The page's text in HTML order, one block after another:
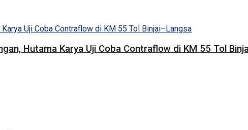
Hutama Karya Uji Coba Contraflow di KM 55 Tol